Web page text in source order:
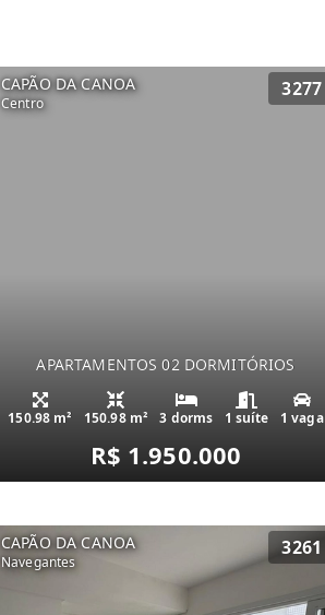
CAPÃO DA CANOA
Centro
3277
APARTAMENTOS 02 DORMITÓRIOS
150.98 m² 150.98 m² 3 dorms 1 suíte 1 vaga
R$ 1.950.000
CAPÃO DA CANOA
Navegantes
3261